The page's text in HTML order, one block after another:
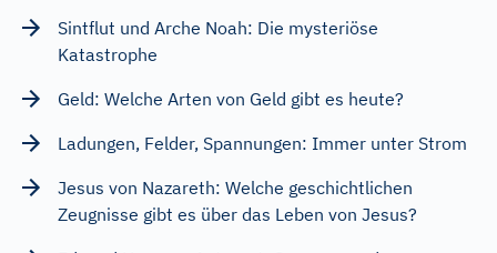
Sintflut und Arche Noah: Die mysteriöse
Katastrophe
Geld: Welche Arten von Geld gibt es heute?
Ladungen, Felder, Spannungen: Immer unter Strom
Jesus von Nazareth: Welche geschichtlichen
Zeugnisse gibt es über das Leben von Jesus?